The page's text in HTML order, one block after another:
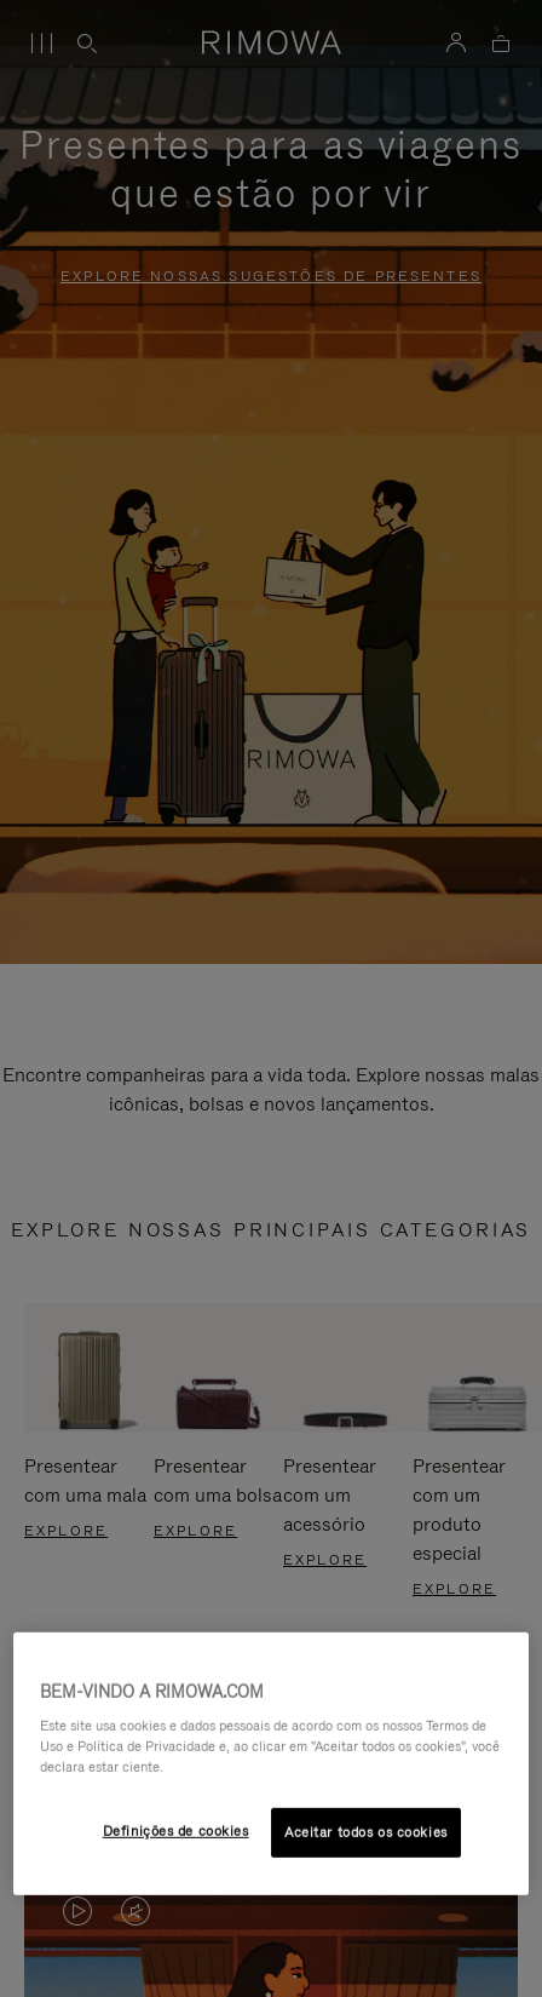
Presentes para as viagens
que estão por vir
EXPLORE NOSSAS SUGESTÕES DE PRESENTES
Encontre companheiras para a vida toda. Explore nossas malas
icônicas, bolsas e novos lançamentos.
EXPLORE NOSSAS PRINCIPAIS CATEGORIAS
Presentear
com uma mala
EXPLORE
Presentear
com uma bolsa
EXPLORE
Presentear
com um
acessório
EXPLORE
Presentear
com um
produto
especial
EXPLORE
O
VÍDEO
O
VÍDEO
BEM-VINDO A RIMOWA.COM
Este site usa cookies e dados pessoais de acordo com os nossos Termos de
Uso e Política de Privacidade e, ao clicar em "Aceitar todos os cookies", você
declara estar ciente.
Definições de cookies Aceitar todos os cookies